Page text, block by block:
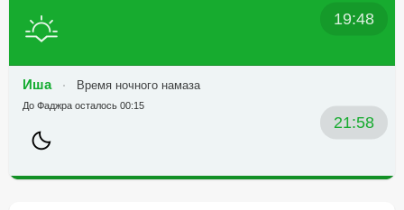
19:48
Иша Время ночного намаза
21:58
До Фаджра осталось 00:15